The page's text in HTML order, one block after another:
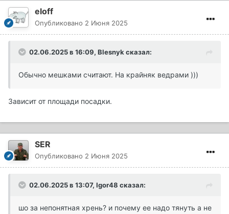
eloff
Опубликовано 2 Июня 2025
02.06.2025 в 16:09, Blesnykсказал:
Обычно мешками считают. На крайняк ведрами )))
Зависит от площади посадки.
SER
Опубликовано 2 Июня 2025
02.06.2025 в 13:07, Igor48 сказал:
шо за непонятная хрень? и почему ее надо тянуть а не